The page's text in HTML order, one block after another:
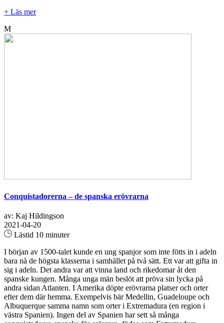
+ Läs mer
M
Conquistadorerna – de spanska erövrarna
av: Kaj Hildingson
2021-04-20
Lästid 10 minuter
I början av 1500-talet kunde en ung spanjor som inte fötts in i adeln
bara nå de högsta klasserna i samhället på två sätt. Ett var att gifta in
sig i adeln. Det andra var att vinna land och rikedomar åt den
spanske kungen. Många unga män beslöt att pröva sin lycka på
andra sidan Atlanten. I Amerika döpte erövrarna platser och orter
efter dem där hemma. Exempelvis bär Medellin, Guadeloupe och
Albuquerque samma namn som orter i Extremadura (en region i
västra Spanien). Ingen del av Spanien har sett så många